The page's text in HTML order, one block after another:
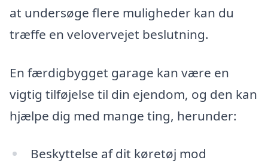
at undersøge flere muligheder kan du
træffe en velovervejet beslutning.
En færdigbygget garage kan være en
vigtig tilføjelse til din ejendom, og den kan
hjælpe dig med mange ting, herunder:
Beskyttelse af dit køretøj mod